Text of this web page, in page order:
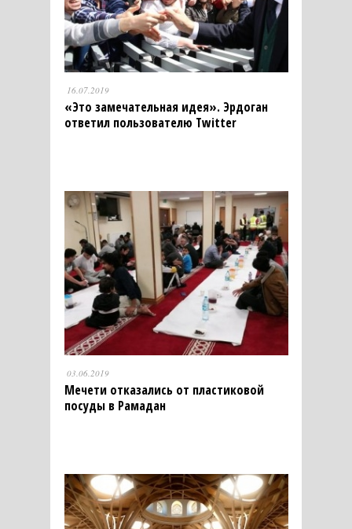
16.07.2019
«Это замечательная идея». Эрдоган
ответил пользователю Twitter
03.06.2019
Мечети отказались от пластиковой
посуды в Рамадан